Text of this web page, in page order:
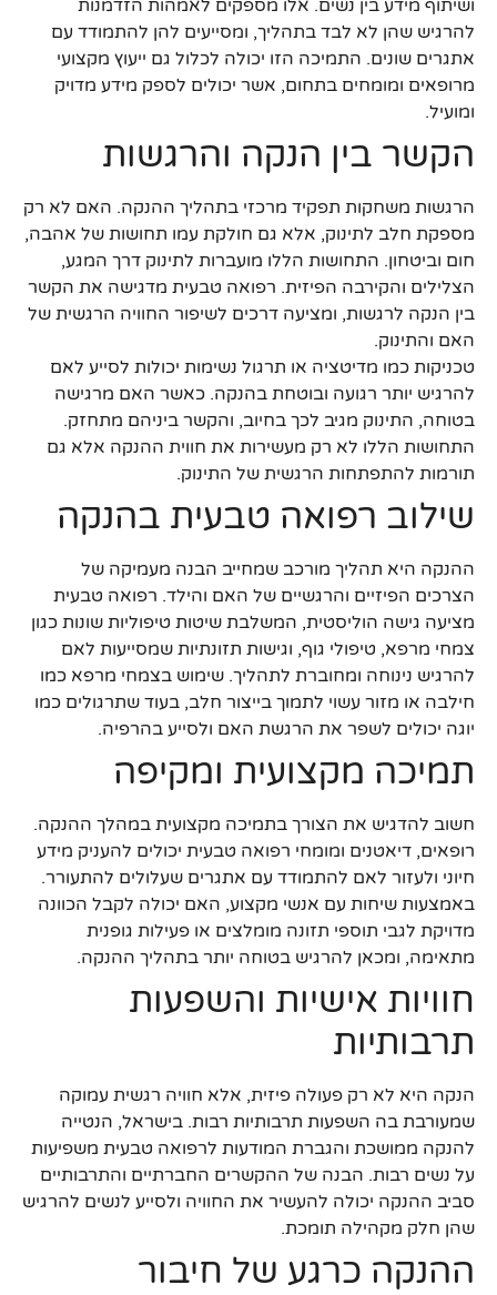
ושיתוף מידע בין נשים. אלו מספקים לאמהות הזדמנות
להרגיש שהן לא לבד בתהליך, ומסייעים להן להתמודד עם
אתגרים שונים. התמיכה הזו יכולה לכלול גם ייעוץ מקצועי
מרופאים ומומחים בתחום, אשר יכולים לספק מידע מדויק
ומועיל.
הקשר בין הנקה והרגשות
הרגשות משחקות תפקיד מרכזי בתהליך ההנקה. האם לא רק
מספקת חלב לתינוק, אלא גם חולקת עמו תחושות של אהבה,
חום וביטחון. התחושות הללו מועברות לתינוק דרך המגע,
הצלילים והקירבה הפיזית. רפואה טבעית מדגישה את הקשר
בין הנקה לרגשות, ומציעה דרכים לשיפור החוויה הרגשית של
האם והתינוק.
טכניקות כמו מדיטציה או תרגול נשימות יכולות לסייע לאם
להרגיש יותר רגועה ובוטחת בהנקה. כאשר האם מרגישה
בטוחה, התינוק מגיב לכך בחיוב, והקשר ביניהם מתחזק.
התחושות הללו לא רק מעשירות את חווית ההנקה אלא גם
תורמות להתפתחות הרגשית של התינוק.
שילוב רפואה טבעית בהנקה
ההנקה היא תהליך מורכב שמחייב הבנה מעמיקה של
הצרכים הפיזיים והרגשיים של האם והילד. רפואה טבעית
מציעה גישה הוליסטית, המשלבת שיטות טיפוליות שונות כגון
צמחי מרפא, טיפולי גוף, וגישות תזונתיות שמסייעות לאם
להרגיש נינוחה ומחוברת לתהליך. שימוש בצמחי מרפא כמו
חילבה או מזור עשוי לתמוך בייצור חלב, בעוד שתרגולים כמו
יוגה יכולים לשפר את הרגשת האם ולסייע בהרפיה.
תמיכה מקצועית ומקיפה
חשוב להדגיש את הצורך בתמיכה מקצועית במהלך ההנקה.
רופאים, דיאטנים ומומחי רפואה טבעית יכולים להעניק מידע
חיוני ולעזור לאם להתמודד עם אתגרים שעלולים להתעורר.
באמצעות שיחות עם אנשי מקצוע, האם יכולה לקבל הכוונה
מדויקת לגבי תוספי תזונה מומלצים או פעילות גופנית
מתאימה, ומכאן להרגיש בטוחה יותר בתהליך ההנקה.
חוויות אישיות והשפעות
תרבותיות
הנקה היא לא רק פעולה פיזית, אלא חוויה רגשית עמוקה
שמעורבת בה השפעות תרבותיות רבות. בישראל, הנטייה
להנקה ממושכת והגברת המודעות לרפואה טבעית משפיעות
על נשים רבות. הבנה של ההקשרים החברתיים והתרבותיים
סביב ההנקה יכולה להעשיר את החוויה ולסייע לנשים להרגיש
שהן חלק מקהילה תומכת.
ההנקה כרגע של חיבור